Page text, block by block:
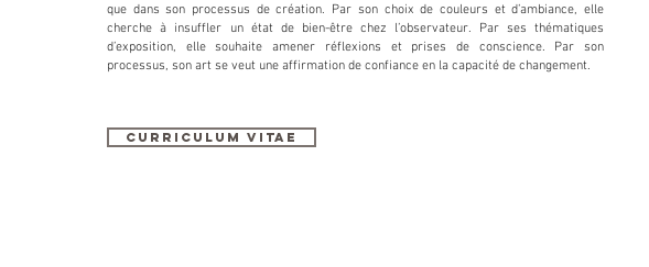
que dans son processus de création. Par son choix de couleurs et d’ambiance, elle
cherche à insuffler un état de bien-être chez l’observateur. Par ses thématiques
d’exposition, elle souhaite amener réflexions et prises de conscience. Par son
processus, son art se veut une affirmation de confiance en la capacité de changement.
CURRICULUM VITAE